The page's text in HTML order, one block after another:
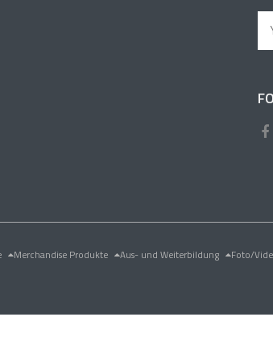
Merchandise Produkte Aus- und Weiterbildung Foto/